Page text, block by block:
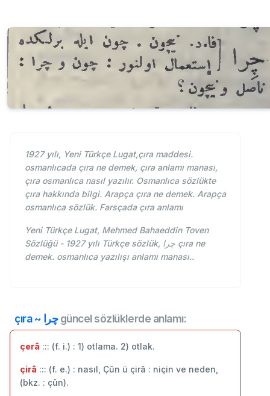
1927 yılı, Yeni Türkçe Lugat,çıra maddesi.
osmanlıcada çıra ne demek, çıra anlamı manası,
çıra osmanlıca nasıl yazılır. Osmanlıca sözlükte
çıra hakkında bilgi. Arapça çıra ne demek. Arapça
osmanlıca sözlük. Farsçada çıra anlamı
Yeni Türkçe Lugat, Mehmed Bahaeddin Toven
Sözlüğü - 1927 yılı Türkçe sözlük, چرا çıra ne
demek. osmanlıca yazılışı anlamı manası..
çıra ~ چراgüncel sözlüklerde anlamı:
çerâ ::: (f. i.) : 1) otlama. 2) otlak.
çirâ ::: (f. e.) : nasıl, Çûn ü çirâ : niçin ve neden,
(bkz. : çûn).